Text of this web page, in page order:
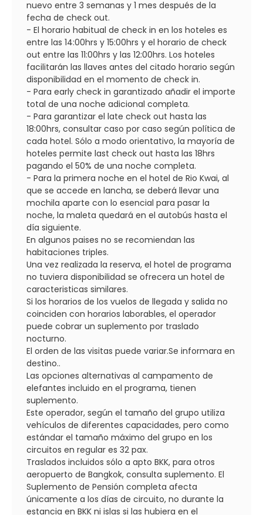
nuevo entre 3 semanas y 1 mes después de la
fecha de check out.
- El horario habitual de check in en los hoteles es
entre las 14:00hrs y 15:00hrs y el horario de check
out entre las 11:00hrs y las 12:00hrs. Los hoteles
facilitarán las llaves antes del citado horario según
disponibilidad en el momento de check in.
- Para early check in garantizado añadir el importe
total de una noche adicional completa.
- Para garantizar el late check out hasta las
18:00hrs, consultar caso por caso según política de
cada hotel. Sólo a modo orientativo, la mayoría de
hoteles permite last check out hasta las 18hrs
pagando el 50% de una noche completa.
- Para la primera noche en el hotel de Rio Kwai, al
que se accede en lancha, se deberá llevar una
mochila aparte con lo esencial para pasar la
noche, la maleta quedará en el autobús hasta el
día siguiente.
En algunos paises no se recomiendan las
habitaciones triples.
Una vez realizada la reserva, el hotel de programa
no tuviera disponibilidad se ofrecera un hotel de
caracteristicas similares.
Si los horarios de los vuelos de llegada y salida no
coinciden con horarios laborables, el operador
puede cobrar un suplemento por traslado
nocturno.
El orden de las visitas puede variar.Se informara en
destino..
Las opciones alternativas al campamento de
elefantes incluido en el programa, tienen
suplemento.
Este operador, según el tamaño del grupo utiliza
vehículos de diferentes capacidades, pero como
estándar el tamaño máximo del grupo en los
circuitos en regular es 32 pax.
Traslados incluidos sólo a apto BKK, para otros
aeropuerto de Bangkok, consulta suplemento. El
Suplemento de Pensión completa afecta
únicamente a los días de circuito, no durante la
estancia en BKK ni islas si las hubiera en el